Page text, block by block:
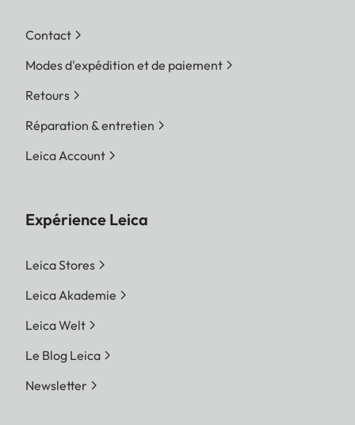
Contact
Modes d'expédition et de paiement
Retours
Réparation & entretien
Leica Account
Expérience Leica
Leica Stores
Leica Akademie
Leica Welt
Le Blog Leica
Newsletter